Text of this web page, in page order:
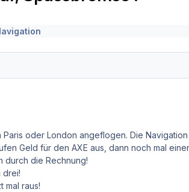
Paris oder London angeflogen. Die
Geld für den AXE aus, dann noch mal
durch die Rechnung!
drei!
mal raus!